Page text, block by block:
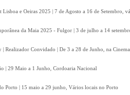
Lisboa e Oeiras 2025 | 7 de Agosto a 16 de Setembro,
da Maia 2025 - Fulgor | 3 de julho a 14
Realizador Convidado | De 3 a 28 de Junho, na
| 29 Maio a 1 Junho, Cordoaria Nacional
Porto | 15 maio a 29 junho, Vários locais no Porto